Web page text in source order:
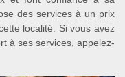
des services à un prix
localité. Si vous avez
à ses services, appelez-